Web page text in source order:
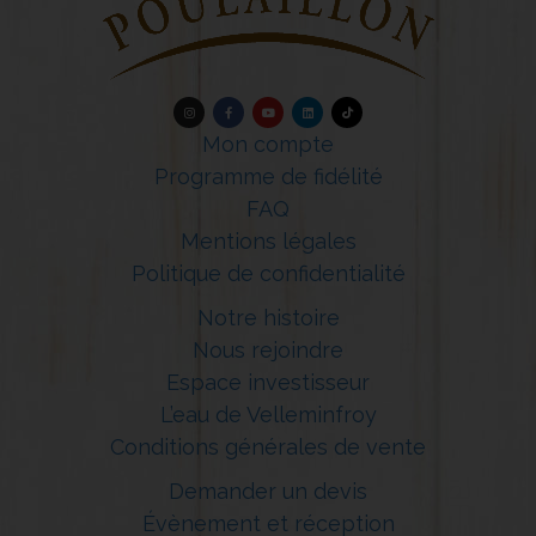
Mon compte
Programme de fidélité
FAQ
Mentions légales
Politique de confidentialité
Notre histoire
Nous rejoindre
Espace investisseur
L’eau de Velleminfroy
Conditions générales de vente
Demander un devis
Évènement et réception